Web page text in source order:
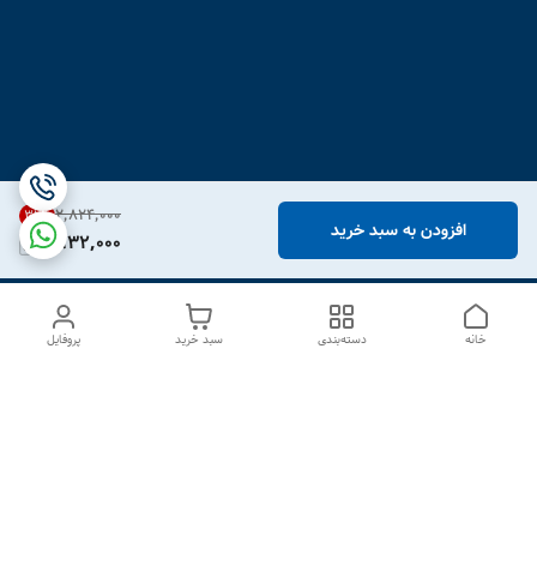
۲٬۸۲۴٬۰۰۰ 31%
1,932,000 افزودن به سبد خرید
پروفایل سبد خرید دسته‌بندی خانه